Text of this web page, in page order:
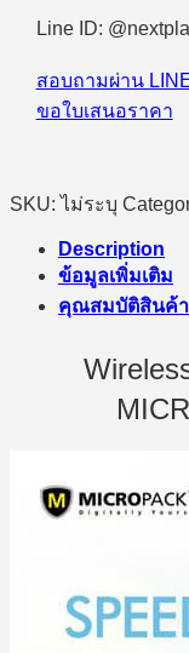
Line ID:
สอบถามผ่าน
ขอใบเสนอราคา
SKU:ไม่ระบุ
Description
ข้อมูลเพิ่มเติม
คุณสมบัติสินค้า